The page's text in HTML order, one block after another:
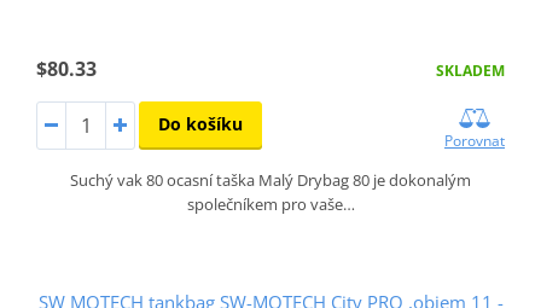
$80.33 SKLADEM
Do košíku
Porovnat
Suchý vak 80 ocasní taška Malý Drybag 80 je dokonalým
společníkem pro vaše…
SW MOTECH tankbag SW-MOTECH City PRO ,objem 11 -